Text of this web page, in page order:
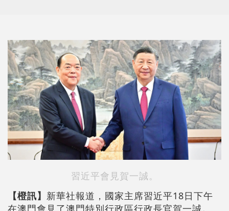
習近平會見賀一誠。
【橙訊】 新華社報道，國家主席習近平18日下午